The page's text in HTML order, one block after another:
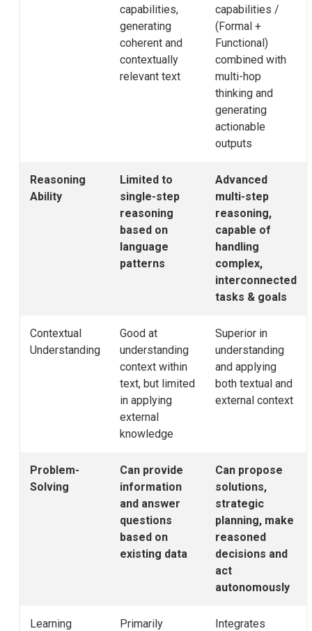
capabilities,
generating
coherent and
contextually
relevant text
capabilities /
(Formal +
Functional)
combined with
multi-hop
thinking and
generating
actionable
outputs
Reasoning
Ability
Limited to
single-step
reasoning
based on
language
patterns
Advanced
multi-step
reasoning,
capable of
handling
complex,
interconnected
tasks & goals
Contextual
Understanding
Good at
understanding
context within
text, but limited
in applying
external
knowledge
Superior in
understanding
and applying
both textual and
external context
Problem-
Solving
Can provide
information
and answer
questions
based on
existing data
Can propose
solutions,
strategic
planning, make
reasoned
decisions and
act
autonomously
Learning
Primarily
Integrates